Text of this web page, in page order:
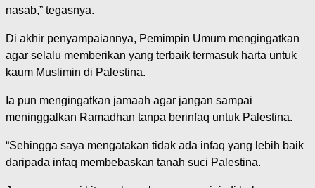
nasab,” tegasnya.
Di akhir penyampaiannya, Pemimpin Umum mengingatkan
agar selalu memberikan yang terbaik termasuk harta untuk
kaum Muslimin di Palestina.
Ia pun mengingatkan jamaah agar jangan sampai
meninggalkan Ramadhan tanpa berinfaq untuk Palestina.
“Sehingga saya mengatakan tidak ada infaq yang lebih baik
daripada infaq membebaskan tanah suci Palestina.